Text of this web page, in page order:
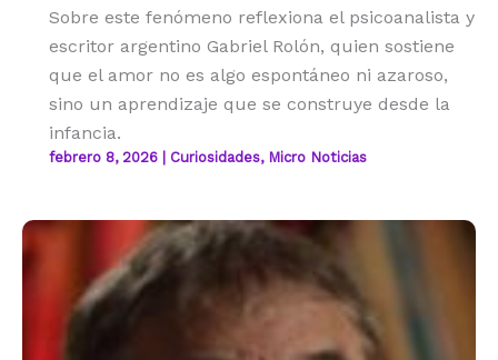
Sobre este fenómeno reflexiona el psicoanalista y
escritor argentino Gabriel Rolón, quien sostiene
que el amor no es algo espontáneo ni azaroso,
sino un aprendizaje que se construye desde la
infancia.
febrero 8, 2026 | Curiosidades, Micro Noticias